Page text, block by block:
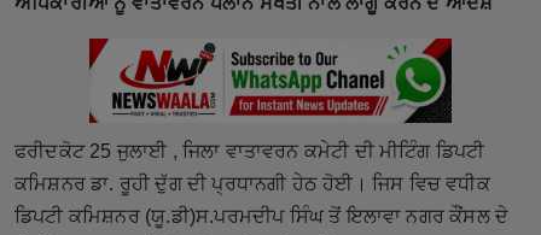
World
Beauty
ਫਰੀਦਕੋਟ 25 ਜੁਲਾਈ , ਜਿਲਾ ਵਾਤਾਵਰਨ ਕਮੇਟੀ ਦੀ ਮੀਟਿੰਗ ਡਿਪਟੀ
ਕਮਿਸ਼ਨਰ ਡਾ. ਰੂਹੀ ਦੁੱਗ ਦੀ ਪ੍ਰਧਾਨਗੀ ਹੇਠ ਹੋਈ। ਜਿਸ ਵਿਚ ਵਧੀਕ
ਡਿਪਟੀ ਕਮਿਸ਼ਨਰ (ਯੂ.ਡੀ)ਸ.ਪਰਮਦੀਪ ਸਿੰਘ ਤੋਂ ਇਲਾਵਾ ਨਗਰ ਕੌਂਸਲ ਦੇ